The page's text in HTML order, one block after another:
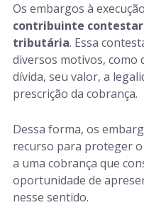
Os embargos à
contribuinte contestar
tributária. Essa
diversos motivos, como
dívida, seu valor, a
prescrição da cobrança.
Dessa forma, os
recurso para proteger
a uma cobrança que
oportunidade de
nesse sentido.